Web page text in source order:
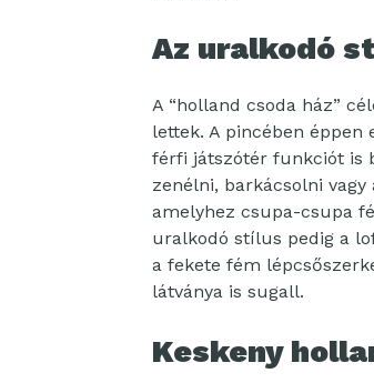
Az uralkodó
A “holland csoda ház”
lettek. A pincében
férfi játszótér funkciót is
zenélni, barkácsolni
amelyhez csupa-csupa
uralkodó stílus pedig a
a fekete fém
látványa is sugall.
Keskeny